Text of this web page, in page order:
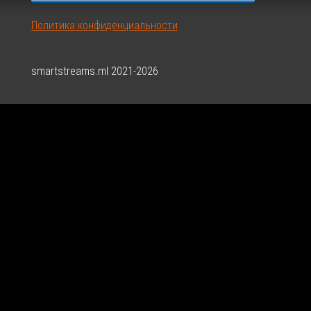
Политика конфиденциальности
smartstreams.ml 2021-2026